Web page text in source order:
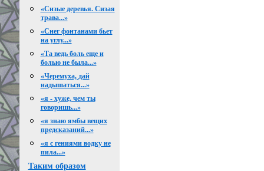
«Сизые деревья. Сизая
трава...»
«Снег фонтанами бьет
на углу...»
«Та ведь боль еще и
болью не была...»
«Черемуха, дай
надышаться...»
«я - хуже, чем ты
говоришь...»
«я знаю ямбы вещих
предсказаний...»
«я с гениями водку не
пила...»
Таким образом